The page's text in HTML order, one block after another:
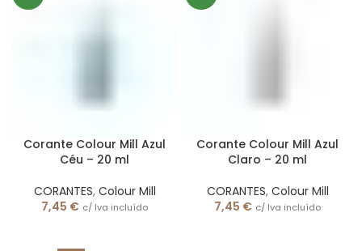
Corante Colour Mill Azul
Céu – 20 ml
CORANTES, Colour Mill
7,45 € c/ Iva incluído
Corante Colour Mill Azul
Claro – 20 ml
CORANTES, Colour Mill
7,45 € c/ Iva incluído